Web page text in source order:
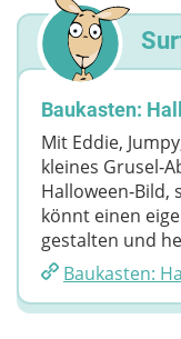
Baukasten:
Mit Eddie,
kleines
könnt einen
gestalten und
Baukasten: